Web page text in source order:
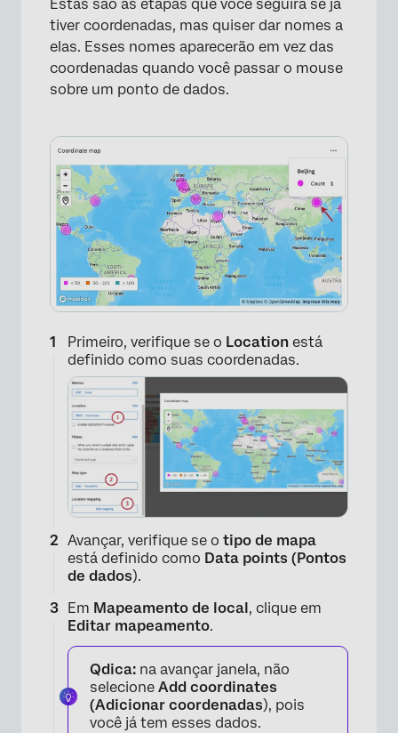
Estas são as etapas que você seguirá se já
tiver coordenadas, mas quiser dar nomes a
elas. Esses nomes aparecerão em vez das
coordenadas quando você passar o mouse
sobre um ponto de dados.
Primeiro, verifique se o Location está
definido como suas coordenadas.
Avançar, verifique se o tipo de mapa
está definido como Data points (Pontos
de dados).
Em Mapeamento de local, clique em
Editar mapeamento.
Qdica: na avançar janela, não
selecione Add coordinates
(Adicionar coordenadas), pois
você já tem esses dados.